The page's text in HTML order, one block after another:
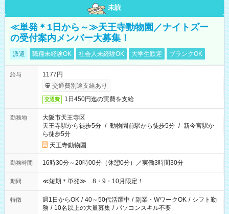
未読
≪単発＊1日から～≫天王寺動物園／ナイトズー
の受付案内メンバー大募集！
派遣 職種未経験OK 社会人未経験OK 大学生歓迎 ブランクOK
給与
1177円
交通費別途支給あり
交通費 1日450円迄の実費を支給
勤務地
大阪市天王寺区
天王寺駅から徒歩5分 / 動物園前駅から徒歩5分 / 新今宮駅か
ら徒歩5分
天王寺動物園
勤務時間 16時30分～20時00分（休憩0分）／実働3時間30分
期間 ≪短期＊単発≫ 8・9・10月限定！
特徴 週1日からOK / 40～50代活躍中 / 副業・WワークOK / シフト勤
務 / 10名以上の大量募集 / パソコンスキル不要